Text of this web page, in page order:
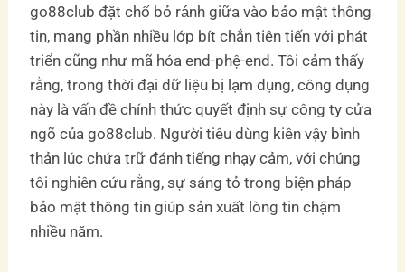
go88club đặt chổ bỏ ránh giữa vào bảo mật thông
tin, mang phần nhiều lớp bít chắn tiên tiến với phát
triển cũng như mã hóa end-phệ-end. Tôi cảm thấy
rằng, trong thời đại dữ liệu bị lạm dụng, công dụng
này là vấn đề chính thức quyết định sự công ty cửa
ngõ của go88club. Người tiêu dùng kiên vậy bình
thản lúc chứa trữ đánh tiếng nhạy cảm, với chúng
tôi nghiên cứu rằng, sự sáng tỏ trong biện pháp
bảo mật thông tin giúp sản xuất lòng tin chậm
nhiều năm.